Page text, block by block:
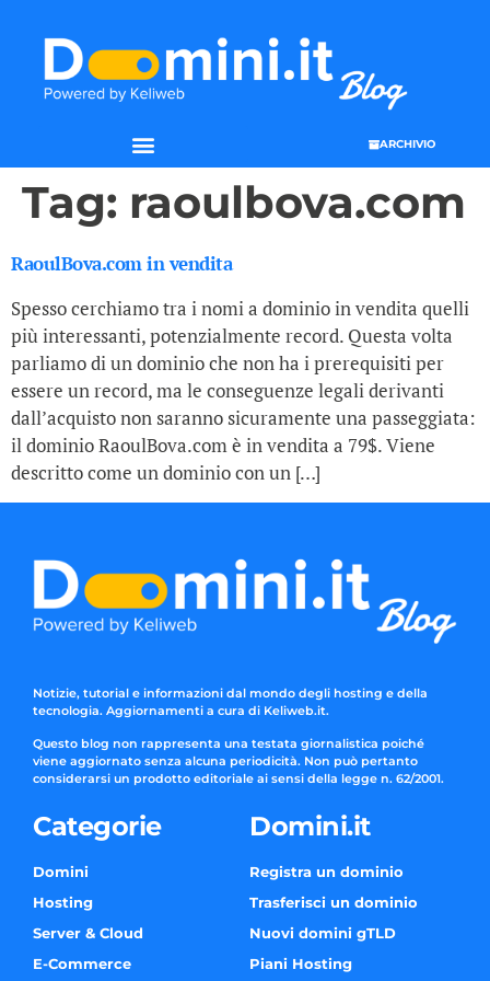
ARCHIVIO
Tag: raoulbova.com
RaoulBova.com in vendita
Spesso cerchiamo tra i nomi a dominio in vendita quelli
più interessanti, potenzialmente record. Questa volta
parliamo di un dominio che non ha i prerequisiti per
essere un record, ma le conseguenze legali derivanti
dall’acquisto non saranno sicuramente una passeggiata:
il dominio RaoulBova.com è in vendita a 79$. Viene
descritto come un dominio con un […]
Notizie, tutorial e informazioni dal mondo degli hosting e della
tecnologia. Aggiornamenti a cura di Keliweb.it.
Questo blog non rappresenta una testata giornalistica poiché
viene aggiornato senza alcuna periodicità. Non può pertanto
considerarsi un prodotto editoriale ai sensi della legge n. 62/2001.
Categorie
Domini
Hosting
Server & Cloud
E-Commerce
Domini.it
Registra un dominio
Trasferisci un dominio
Nuovi domini gTLD
Piani Hosting